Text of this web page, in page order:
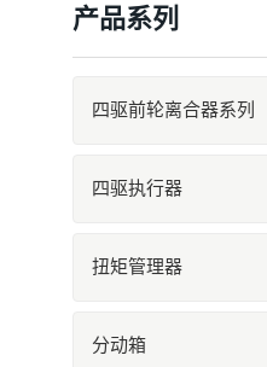
产品系列
四驱前轮离合器系列
四驱执行器
扭矩管理器
分动箱